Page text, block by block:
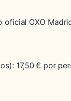
oficial OXO
17,50 € por